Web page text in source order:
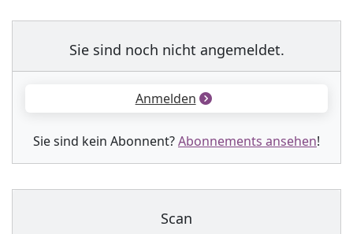
Sie sind noch nicht angemeldet.
Anmelden
Sie sind kein Abonnent?Abonnements ansehen!
Scan